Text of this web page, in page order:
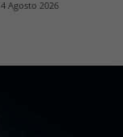
4 Agosto 2026